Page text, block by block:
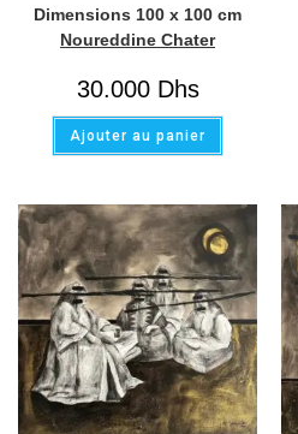
Dimensions 100 x 100 cm
Noureddine Chater
30.000Dhs
Ajouter au panier